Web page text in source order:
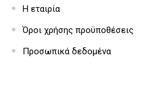
Η εταιρία
Όροι χρήσης προϋποθέσεις
Προσωπικά δεδομένα